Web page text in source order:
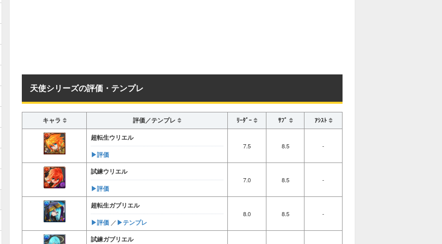
天使シリーズの評価・テンプレ
キャラ 評価／テンプレ ﾘｰﾀﾞｰ ｻﾌﾞ
ｱｼｽﾄ
超転生ウリエル
▶︎評価
7.5 8.5 -
試練ウリエル
▶︎評価
7.0 8.5 -
超転生ガブリエル
▶︎評価 ／ ▶︎テンプレ
8.0 8.5 -
試練ガブリエル